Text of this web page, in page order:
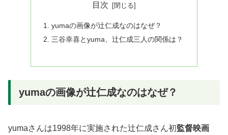
目次
yumaの画像が辻仁成なのはなぜ？
三谷幸喜とyuma、辻仁成三人の関係は？
yumaの画像が辻仁成なのはなぜ？
yumaさんは1998年に実施された辻仁成さん初監督映画